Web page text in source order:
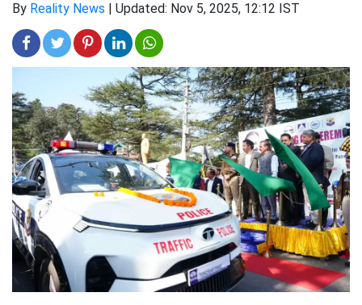
By Reality News | Updated: Nov 5, 2025, 12:12 IST